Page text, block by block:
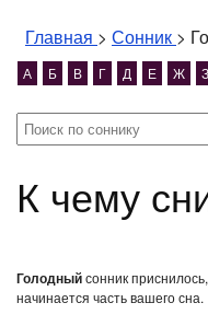
Главная > Сонник >
А Б В Г Д Е Ж З
К чему
Голодныйсонник
начинается часть вашего сна.